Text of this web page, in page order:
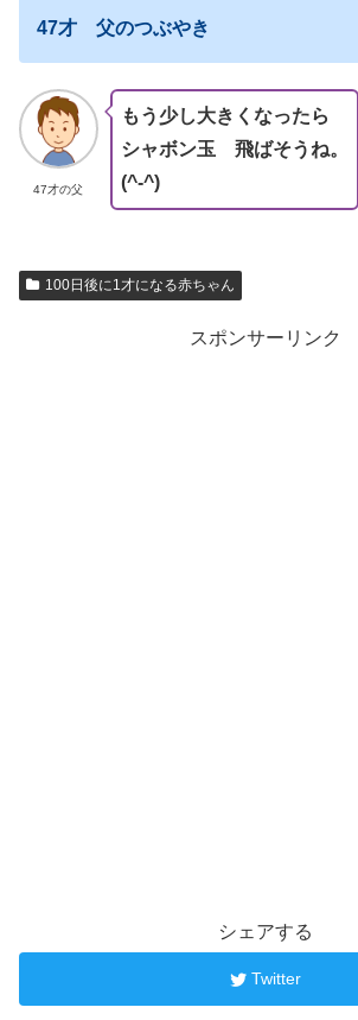
47才 父のつぶやき
47才の父
もう少し大きくなったら
シャボン玉 飛ばそうね。
(^-^)
100日後に1才になる赤ちゃん
スポンサーリンク
シェアする
Twitter